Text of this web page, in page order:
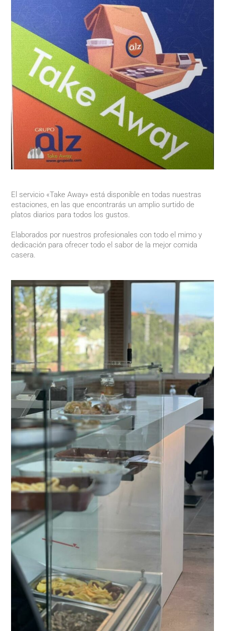
El servicio «Take Away» está disponible en todas nuestras
estaciones, en las que encontrarás un amplio surtido de
platos diarios para todos los gustos.
Elaborados por nuestros profesionales con todo el mimo y
dedicación para ofrecer todo el sabor de la mejor comida
casera.